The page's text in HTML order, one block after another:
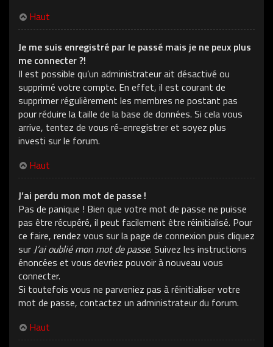
Haut
Je me suis enregistré par le passé mais je ne peux plus
me connecter ?!
Il est possible qu’un administrateur ait désactivé ou
supprimé votre compte. En effet, il est courant de
supprimer régulièrement les membres ne postant pas
pour réduire la taille de la base de données. Si cela vous
arrive, tentez de vous ré-enregistrer et soyez plus
investi sur le forum.
Haut
J’ai perdu mon mot de passe !
Pas de panique ! Bien que votre mot de passe ne puisse
pas être récupéré, il peut facilement être réinitialisé. Pour
ce faire, rendez vous sur la page de connexion puis cliquez
sur J’ai oublié mon mot de passe. Suivez les instructions
énoncées et vous devriez pouvoir à nouveau vous
connecter.
Si toutefois vous ne parveniez pas à réinitialiser votre
mot de passe, contactez un administrateur du forum.
Haut